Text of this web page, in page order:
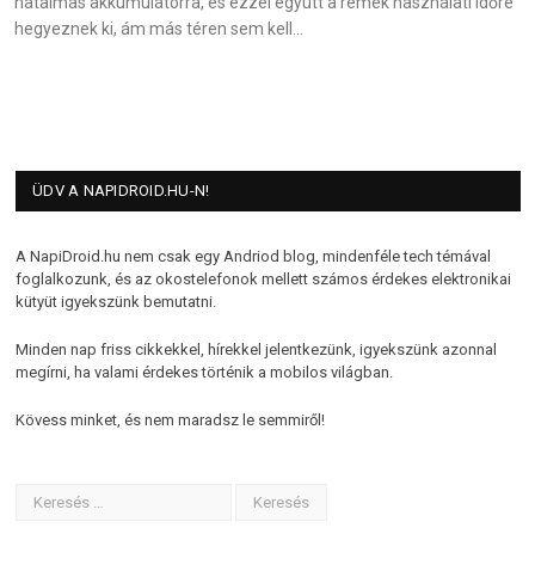
hegyeznek ki, ám más téren sem kell…
ÜDV A NAPIDROID.HU-N!
A NapiDroid.hu nem csak egy Andriod blog, mindenféle tech témával
foglalkozunk, és az okostelefonok mellett számos érdekes elektronikai
kütyüt igyekszünk bemutatni.
Minden nap friss cikkekkel, hírekkel jelentkezünk, igyekszünk azonnal
megírni, ha valami érdekes történik a mobilos világban.
Kövess minket, és nem maradsz le semmiről!